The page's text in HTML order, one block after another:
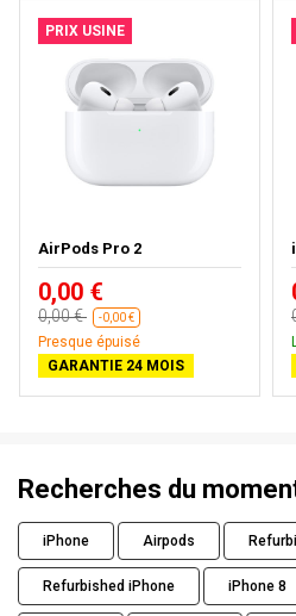
PRIX USINE
AirPods Pro 2
0,00 €
0,00 € -0,00 €
Presque épuisé
GARANTIE 24 MOIS
Recherches du
iPhone Airpods
Refurbished iPhone iPhone 8